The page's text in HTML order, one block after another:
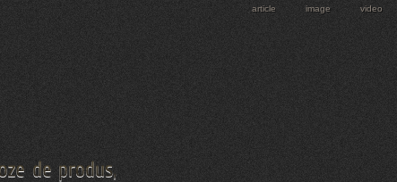
article image video